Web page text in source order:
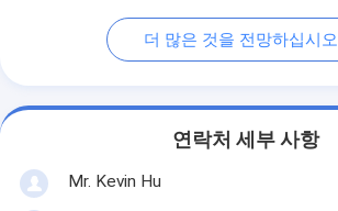
더 많은 것을 전망하십시오
연락처 세부 사항
Mr. Kevin Hu